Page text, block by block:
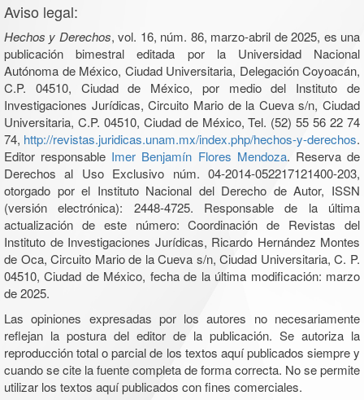
Aviso legal:
Hechos y Derechos, vol. 16, núm. 86, marzo-abril de 2025, es una
publicación bimestral editada por la Universidad Nacional
Autónoma de México, Ciudad Universitaria, Delegación Coyoacán,
C.P. 04510, Ciudad de México, por medio del Instituto de
Investigaciones Jurídicas, Circuito Mario de la Cueva s/n, Ciudad
Universitaria, C.P. 04510, Ciudad de México, Tel. (52) 55 56 22 74
74, http://revistas.juridicas.unam.mx/index.php/hechos-y-derechos.
Editor responsable Imer Benjamín Flores Mendoza. Reserva de
Derechos al Uso Exclusivo núm. 04-2014-052217121400-203,
otorgado por el Instituto Nacional del Derecho de Autor, ISSN
(versión electrónica): 2448-4725. Responsable de la última
actualización de este número: Coordinación de Revistas del
Instituto de Investigaciones Jurídicas, Ricardo Hernández Montes
de Oca, Circuito Mario de la Cueva s/n, Ciudad Universitaria, C. P.
04510, Ciudad de México, fecha de la última modificación: marzo
de 2025.
Las opiniones expresadas por los autores no necesariamente
reflejan la postura del editor de la publicación. Se autoriza la
reproducción total o parcial de los textos aquí publicados siempre y
cuando se cite la fuente completa de forma correcta. No se permite
utilizar los textos aquí publicados con fines comerciales.